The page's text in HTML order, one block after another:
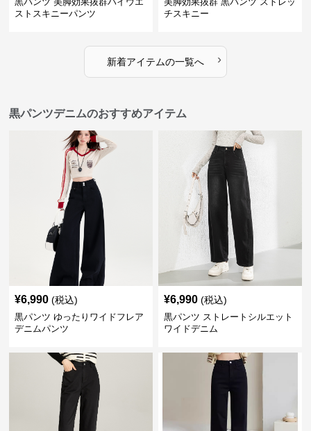
ストスキニーパンツ
チスキニー
新着アイテムの一覧へ ›
黒パンツデニムのおすすめアイテム
¥6,990 (税込)
黒パンツ ゆったりワイドフレア
デニムパンツ
¥6,990 (税込)
黒パンツ ストレートシルエット
ワイドデニム